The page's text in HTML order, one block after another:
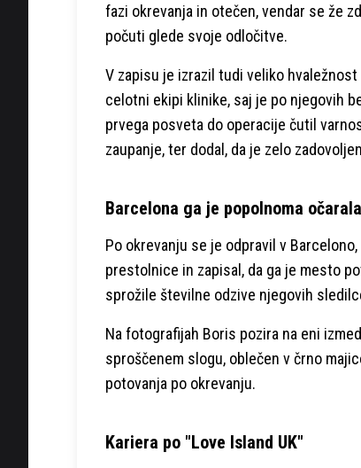
fazi okrevanja in otečen, vendar se že
počuti glede svoje odločitve.
V zapisu je izrazil tudi veliko
celotni ekipi klinike, saj je po njegovih
prvega posveta do operacije čutil
zaupanje, ter dodal, da je zelo
Barcelona ga je popolnoma očarala
Po okrevanju se je odpravil v
prestolnice in zapisal, da ga je mesto
sprožile številne odzive njegovih
Na fotografijah Boris pozira na eni
sproščenem slogu, oblečen v črno
potovanja po okrevanju.
Kariera po "Love Island UK"